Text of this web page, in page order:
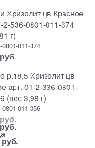
Хризолит цв Красное
2-536-0801-011-374
г)
0801-011-374
руб.
р.18,5 Хризолит цв
арт. 01-2-336-0801-
(вес 3,98 г)
0801-011-356
руб.
руб.
руб.